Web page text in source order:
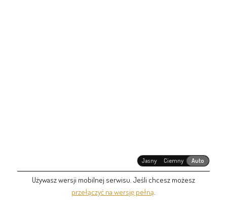
Jasny Ciemny Auto
Używasz wersji mobilnej serwisu. Jeśli chcesz możesz
przełączyć na wersję pełną